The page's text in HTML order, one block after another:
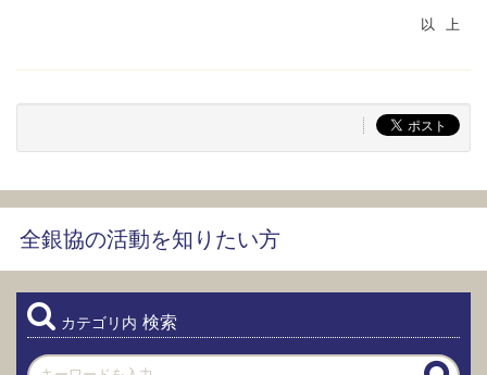
全銀協の活動を知りたい方
カテゴリ内 検索